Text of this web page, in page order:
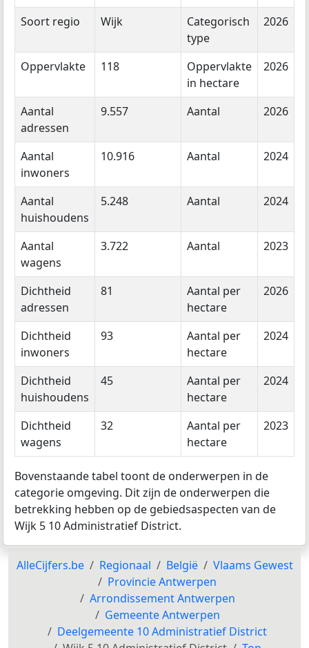
Soort regio
Wijk
Categorisch
type
2026
Oppervlakte 118
Oppervlakte
in hectare
2026
Aantal
adressen
9.557 Aantal 2026
Aantal
inwoners
10.916 Aantal 2024
Aantal
huishoudens
5.248 Aantal 2024
Aantal
wagens
3.722 Aantal 2023
Dichtheid
adressen
81
Aantal per
hectare
2026
Dichtheid
inwoners
93
Aantal per
hectare
2024
Dichtheid
huishoudens
45
Aantal per
hectare
2024
Dichtheid
wagens
32
Aantal per
hectare
2023
Bovenstaande tabel toont de onderwerpen in de
categorie omgeving. Dit zijn de onderwerpen die
betrekking hebben op de gebiedsaspecten van de
Wijk 5 10 Administratief District.
AlleCijfers.be Regionaal België
Vlaams Gewest
Provincie Antwerpen
Arrondissement Antwerpen
Gemeente Antwerpen
Deelgemeente 10 Administratief District